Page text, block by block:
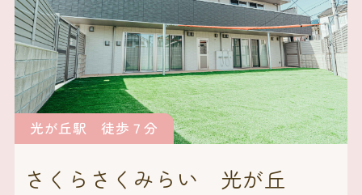
光が丘駅 徒歩７分
さくらさくみらい 光が丘